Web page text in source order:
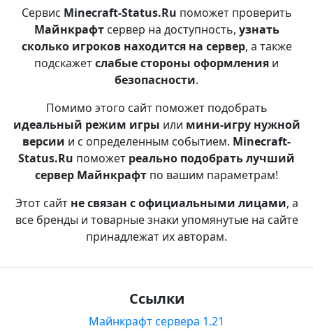
Сервис Minecraft-Status.Ru поможет проверить
Майнкрафтсервер на доступность, узнать
сколько игроков находится на сервер, а также
подскажетслабые стороны оформления и
безопасности.
Помимо этого сайт поможет подобрать
идеальный режим игры или мини-игру нужной
версии и с определенным событием. Minecraft-
Status.Ru поможет реально подобрать лучший
сервер Майнкрафт по вашим параметрам!
Этот сайт не связан с официальными лицами, а
все бренды и товарные знаки упомянутые на сайте
принадлежат их авторам.
Ссылки
Майнкрафт сервера 1.21